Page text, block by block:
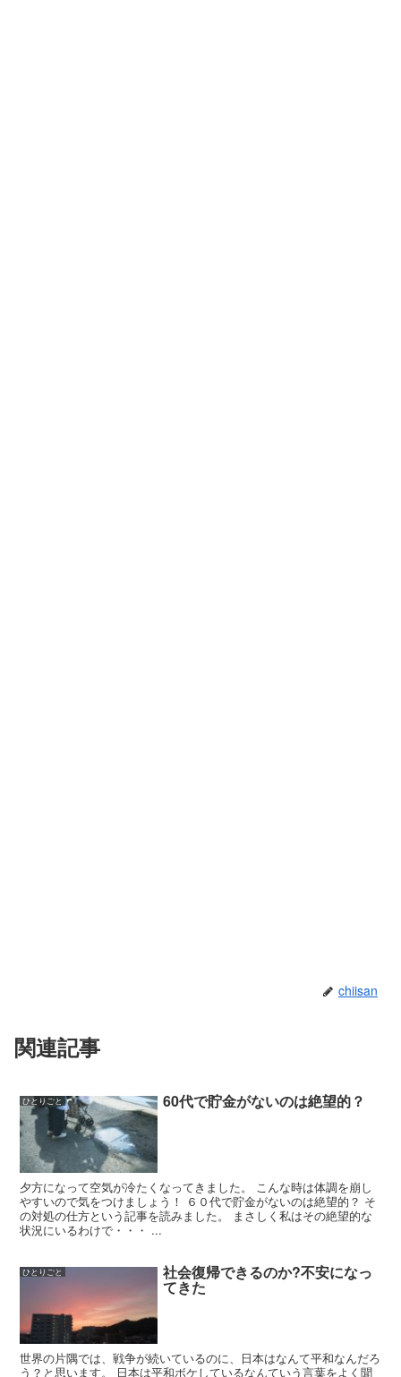
chiisan
関連記事
ひとりごと 60代で貯金がないのは絶望的？
夕方になって空気が冷たくなってきました。 こんな時は体調を崩し
やすいので気をつけましょう！ ６０代で貯金がないのは絶望的？ そ
の対処の仕方という記事を読みました。 まさしく私はその絶望的な
状況にいるわけで・・・ ...
ひとりごと 社会復帰できるのか?不安になっ
てきた
世界の片隅では、戦争が続いているのに、日本はなんて平和なんだろ
う？と思います。 日本は平和ボケしているなんていう言葉をよく聞